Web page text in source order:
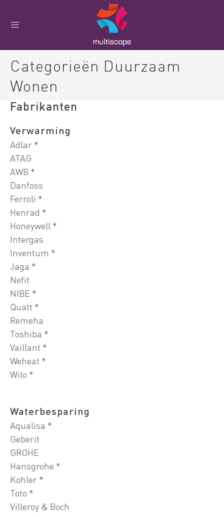
Categorieën Duurzaam
Wonen
Fabrikanten
Verwarming
Adlar *
ATAG
AWB *
Danfoss
Ferroli *
Henrad *
Honeywell *
Intergas
Inventum *
Jaga *
Nefit
NIBE *
Quatt *
Remeha
Toshiba *
Vaillant *
Weheat *
Wilo *
Waterbesparing
Aqualisa *
Geberit
GROHE
Hansgrohe *
Kohler *
Toto *
Villeroy & Boch